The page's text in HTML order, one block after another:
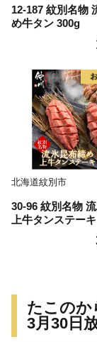
12-187 紋別名物
め牛タン 300g
北海道紋別市
30-96 紋別名物
上牛タンステーキ
たこのか
3月30日